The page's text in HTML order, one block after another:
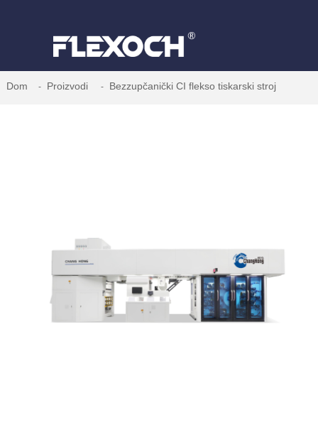
Dom Proizvodi Bezzupčanički CI flekso tiskarski stroj